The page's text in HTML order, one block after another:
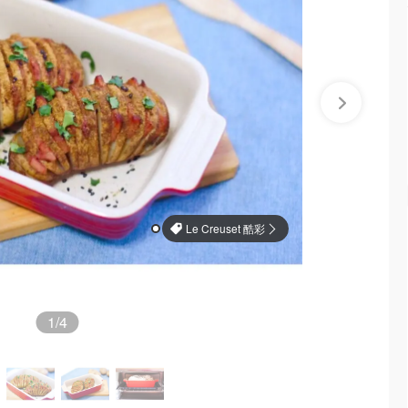
Le Creuset 酷彩
1/4